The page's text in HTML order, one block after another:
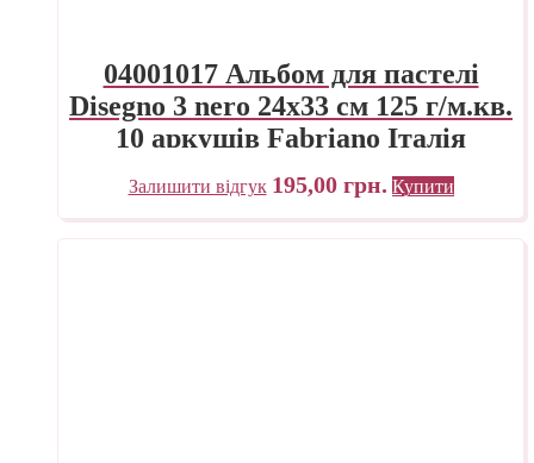
04001017 Альбом для пастелі
Disegno 3 nero 24х33 см 125 г/м.кв.
10 аркушів Fabriano Італія
Залишити відгук 195,00 грн. Купити